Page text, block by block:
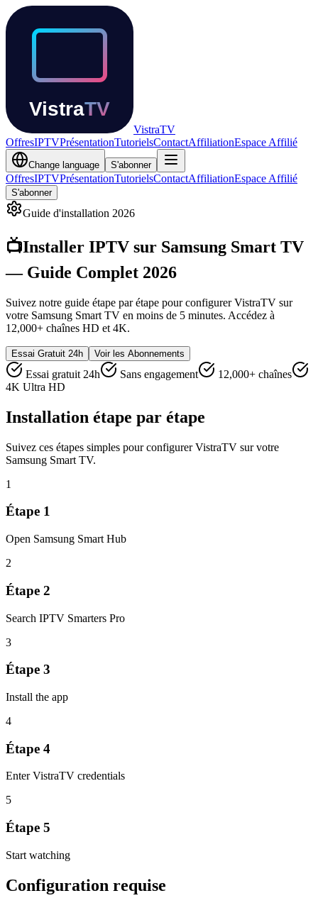
VistraTV
OffresIPTVPrésentationTutorielsContactAffiliationEspace Affilié
Change language S'abonner
OffresIPTVPrésentationTutorielsContactAffiliationEspace Affilié
S'abonner
Guide d'installation 2026
📺Installer IPTV sur Samsung Smart TV
— Guide Complet 2026
Suivez notre guide étape par étape pour configurer VistraTV sur
votre Samsung Smart TV en moins de 5 minutes. Accédez à
12,000+ chaînes HD et 4K.
Essai Gratuit 24h Voir les Abonnements
Essai gratuit 24h Sans engagement
12,000+ chaînes
4K Ultra HD
Installation étape par étape
Suivez ces étapes simples pour configurer VistraTV sur votre
Samsung Smart TV.
1
Étape 1
Open Samsung Smart Hub
2
Étape 2
Search IPTV Smarters Pro
3
Étape 3
Install the app
4
Étape 4
Enter VistraTV credentials
5
Étape 5
Start watching
Configuration requise